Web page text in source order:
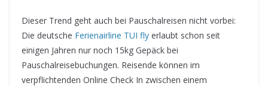
Dieser Trend geht auch bei Pauschalreisen nicht vorbei:
Die deutsche Ferienairline TUI fly erlaubt schon seit
einigen Jahren nur noch 15kg Gepäck bei
Pauschalreisebuchungen. Reisende können im
verpflichtenden Online Check In zwischen einem